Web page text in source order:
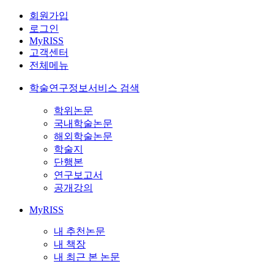
회원가입
로그인
MyRISS
고객센터
전체메뉴
학술연구정보서비스 검색
학위논문
국내학술논문
해외학술논문
학술지
단행본
연구보고서
공개강의
MyRISS
내 추천논문
내 책장
내 최근 본 논문